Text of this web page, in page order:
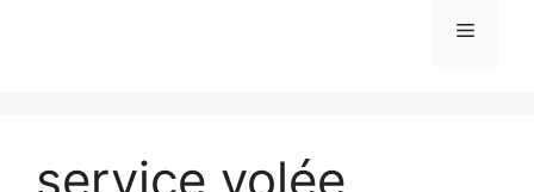
Menu
service volée